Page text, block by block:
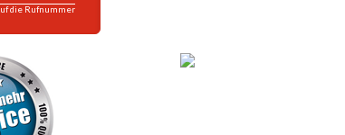
die Rufnummer